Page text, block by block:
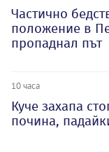
Частично
положение в
пропаднал път
10 часа
Куче захапа
почина,